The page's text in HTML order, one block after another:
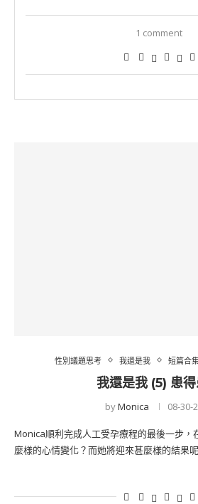
1 comment
性別議題思考 我還是我 短篇合
我還是我 (5) 患
byMonica 08-30-
Monica順利完成人工受孕療程的最後一步，
麼樣的心情變化？而她將迎來甚麼樣的結果